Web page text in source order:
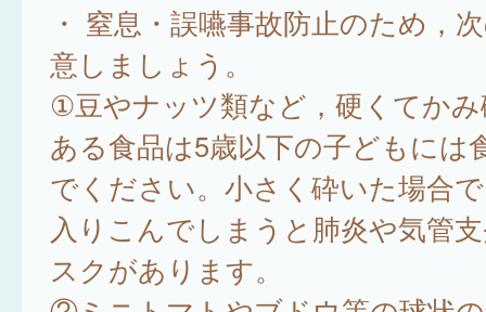
・ 窒息・誤嚥事故防止のため，
意しましょう。
①豆やナッツ類など，硬くてか
ある食品は5歳以下の子どもには
でください。小さく砕いた場合
入りこんでしまうと肺炎や気管
スクがあります。